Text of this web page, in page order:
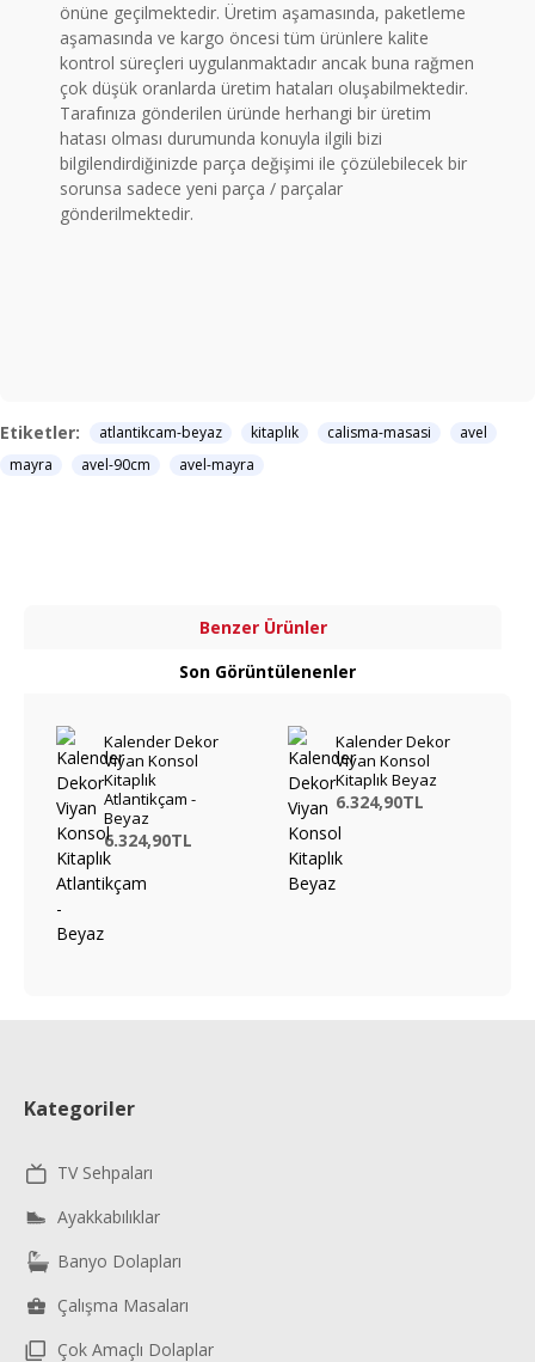
önüne geçilmektedir. Üretim aşamasında, paketleme
aşamasında ve kargo öncesi tüm ürünlere kalite
kontrol süreçleri uygulanmaktadır ancak buna rağmen
çok düşük oranlarda üretim hataları oluşabilmektedir.
Tarafınıza gönderilen üründe herhangi bir üretim
hatası olması durumunda konuyla ilgili bizi
bilgilendirdiğinizde parça değişimi ile çözülebilecek bir
sorunsa sadece yeni parça / parçalar
gönderilmektedir.
Etiketler: atlantikcam-beyaz kitaplık calisma-masasi
avel
mayra
avel-90cm avel-mayra
Benzer Ürünler
Son Görüntülenenler
Kalender Dekor
Viyan Konsol
Kitaplık
Atlantikçam -
Beyaz
6.324,90TL
Kalender Dekor
Viyan Konsol
Kitaplık Beyaz
6.324,90TL
Kategoriler
TV Sehpaları
Ayakkabılıklar
Banyo Dolapları
Çalışma Masaları
Çok Amaçlı Dolaplar